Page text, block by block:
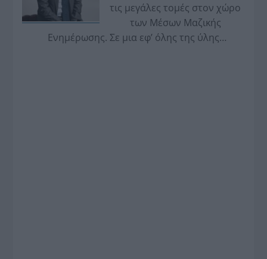
τις μεγάλες τομές στον χώρο
των Μέσων Μαζικής
Ενημέρωσης. Σε μια εφ’ όλης της ύλης